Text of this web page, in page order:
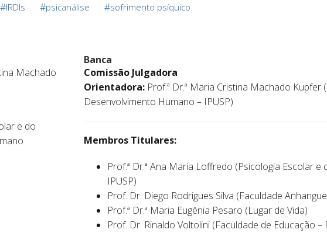
#IRDIs #psicanálise #sofrimento psíquico
Machado
e do
Banca
Comissão Julgadora
Orientadora: Prof.ª Dr.ª Maria Cristina Machado Kupfer
Desenvolvimento Humano – IPUSP)
Membros Titulares:
Prof.ª Dr.ª Ana Maria Loffredo (Psicologia Escolar
IPUSP)
Prof. Dr. Diego Rodrigues Silva (Faculdade
Prof.ª Dr.ª Maria Eugênia Pesaro (Lugar de Vida)
Prof. Dr. Rinaldo Voltolini (Faculdade de Educação –